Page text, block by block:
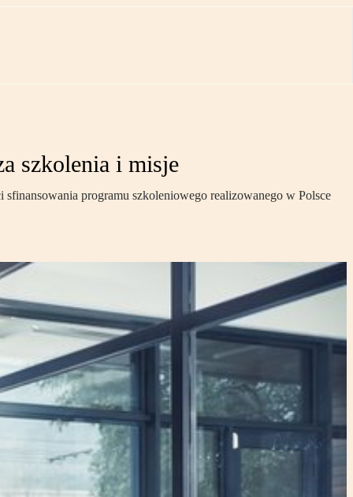
szkolenia i misje
programu szkoleniowego realizowanego w Polsce